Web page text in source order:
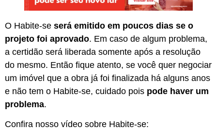
O Habite-se será emitido em poucos dias se o
projeto foi aprovado. Em caso de algum problema,
a certidão será liberada somente após a resolução
do mesmo. Então fique atento, se você quer negociar
um imóvel que a obra já foi finalizada há alguns anos
e não tem o Habite-se, cuidado pois pode haver um
problema.
Confira nosso vídeo sobre Habite-se: